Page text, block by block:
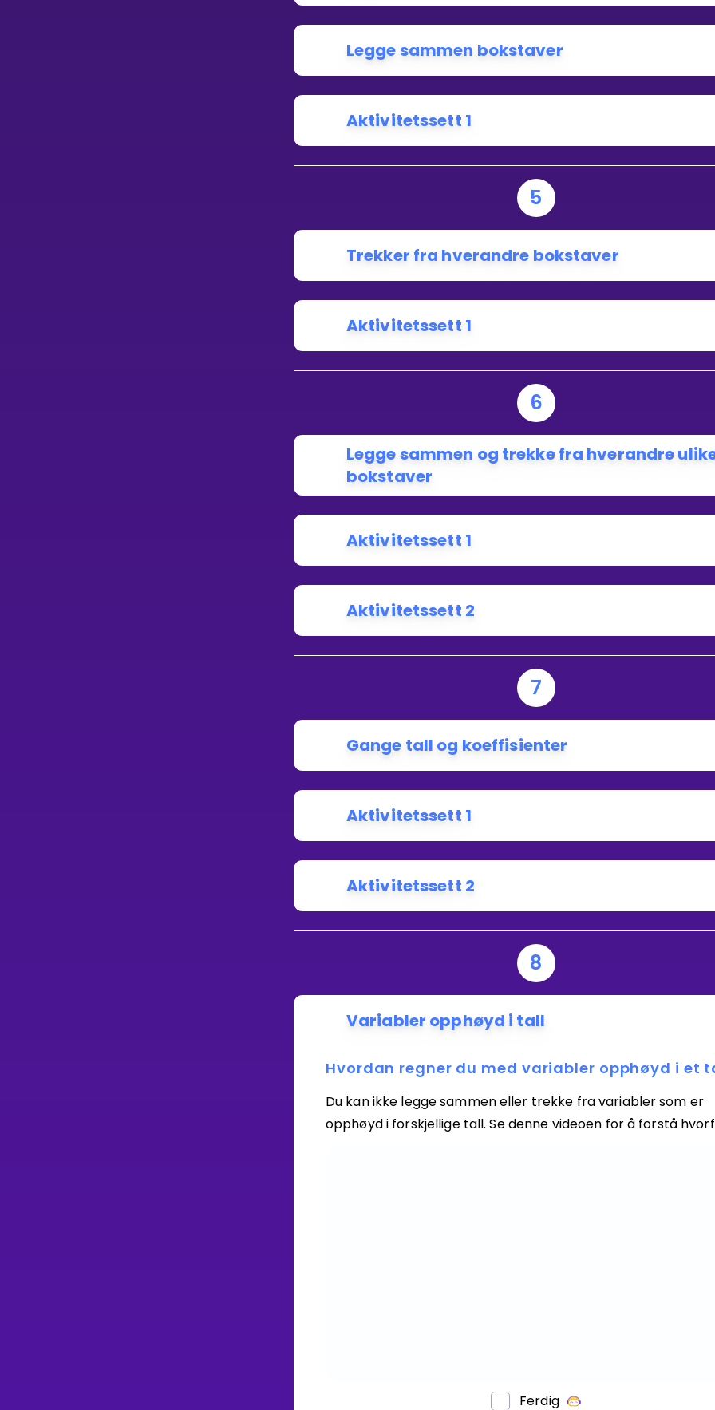
Legge sammen bokstaver
Aktivitetssett 1
5
Trekker fra hverandre bokstaver
Aktivitetssett 1
6
Legge sammen og trekke fra hverandre
bokstaver
Aktivitetssett 1
Aktivitetssett 2
7
Gange tall og koeffisienter
Aktivitetssett 1
Aktivitetssett 2
8
Variabler opphøyd i tall
Hvordan regner du med variabler opphøyd i et
Du kan ikke legge sammen eller trekke fra variabler som er
opphøyd i forskjellige tall. Se denne videoen for å forstå
Ferdig